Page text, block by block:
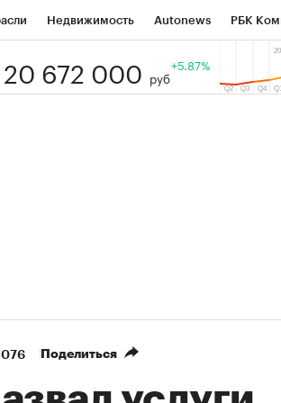
Недвижимость Autonews РБК
Тренды
20 672 000 руб
+5.87%
076 Поделиться